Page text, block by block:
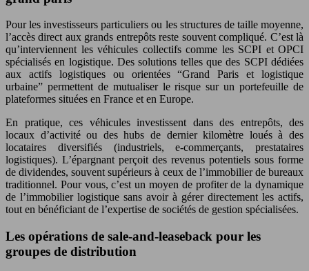
Pour les investisseurs particuliers ou les structures de taille moyenne,
l’accès direct aux grands entrepôts reste souvent compliqué. C’est là
qu’interviennent les véhicules collectifs comme les SCPI et OPCI
spécialisés en logistique. Des solutions telles que des SCPI dédiées
aux actifs logistiques ou orientées “Grand Paris et logistique
urbaine” permettent de mutualiser le risque sur un portefeuille de
plateformes situées en France et en Europe.
En pratique, ces véhicules investissent dans des entrepôts, des
locaux d’activité ou des hubs de dernier kilomètre loués à des
locataires diversifiés (industriels, e-commerçants, prestataires
logistiques). L’épargnant perçoit des revenus potentiels sous forme
de dividendes, souvent supérieurs à ceux de l’immobilier de bureaux
traditionnel. Pour vous, c’est un moyen de profiter de la dynamique
de l’immobilier logistique sans avoir à gérer directement les actifs,
tout en bénéficiant de l’expertise de sociétés de gestion spécialisées.
Les opérations de sale-and-leaseback pour les
groupes de distribution